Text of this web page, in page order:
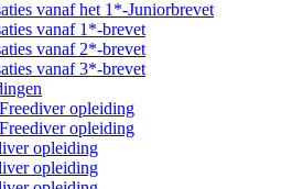
vanaf het 1*-Juniorbrevet
vanaf 1*-brevet
vanaf 2*-brevet
vanaf 3*-brevet
opleiding
opleiding
opleiding
opleiding